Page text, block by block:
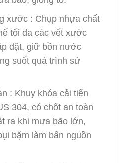
xước : Chụp nhựa chất
tối đa các vết xước
đặt, giữ bồn nước
suốt quá trình sử
: Khuy khóa cải tiến
304, có chốt an toàn
ra khi mưa bão lớn,
bặm làm bẩn nguồn